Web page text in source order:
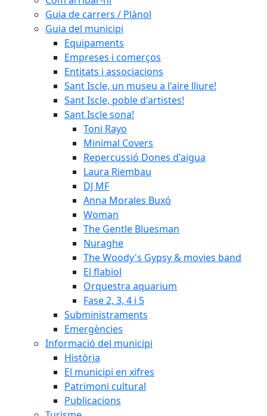
Guia de carrers / Plànol
Guia del municipi
Equipaments
Empreses i comerços
Entitats i associacions
Sant Iscle, un museu a l'aire lliure!
Sant Iscle, poble d'artistes!
Sant Iscle sona!
Toni Rayo
Minimal Covers
Repercussió Dones d'aigua
Laura Riembau
DJ MF
Anna Morales Buxó
Woman
The Gentle Bluesman
Nuraghe
The Woody's Gypsy & movies band
El flabiol
Orquestra aquarium
Fase 2, 3, 4 i 5
Subministraments
Emergències
Informació del municipi
Història
El municipi en xifres
Patrimoni cultural
Publicacions